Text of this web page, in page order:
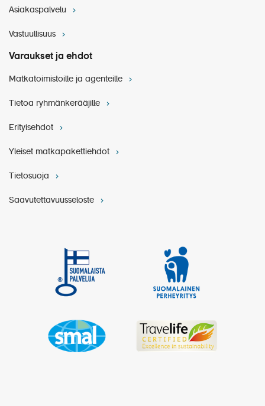
Asiakaspalvelu
Vastuullisuus
Varaukset ja ehdot
Matkatoimistoille ja agenteille
Tietoa ryhmänkerääjille
Erityisehdot
Yleiset matkapakettiehdot
Tietosuoja
Saavutettavuusseloste